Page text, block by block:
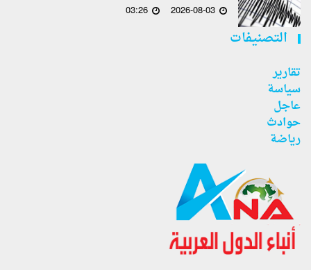
2026-08-03
03:26
التصنيفات
تقارير
سياسة
عاجل
حوادث
رياضة